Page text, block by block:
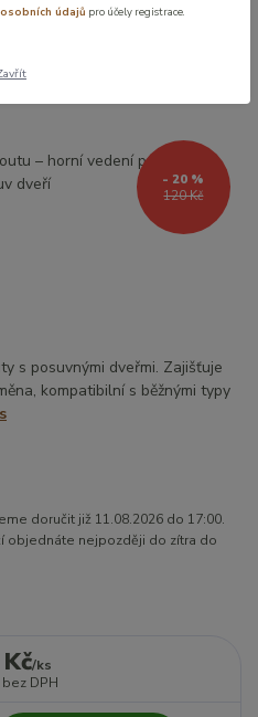
koutu – horní
120 Kč
- 20 %
s posuvnými dveřmi. Zajišťuje
kompatibilní s běžnými typy
doručit již 11.08.2026 do 17:00.
objednáte nejpozději do zítra do
/ks
bez DPH
údajů pro účely registrace.